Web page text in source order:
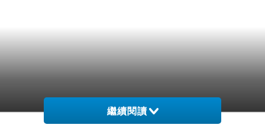
繼續閱讀